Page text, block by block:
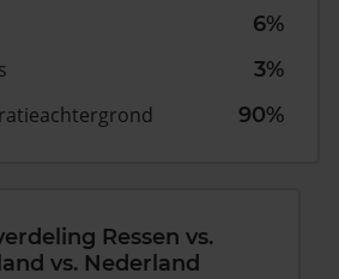
6%
3%
90%
Ressen vs.
vs. Nederland